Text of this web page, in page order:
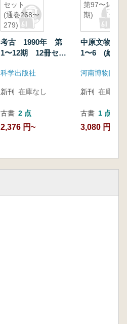
セット
(通巻268〜
279)
考古 1990年 第
1〜12期 12冊セッ
科学出版社
新刊 在庫なし
古書 2 点
2,376 円~
第97〜102
期)
中原文物
1〜6 (総第
河南博物院
新刊 在庫なし
古書 1 点
3,080 円